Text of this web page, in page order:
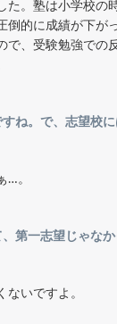
た。塾は小学校の
倒的に成績が下が
で、受験勉強での
ね。で、志望校に
…。
第一志望じゃなか
ないですよ。